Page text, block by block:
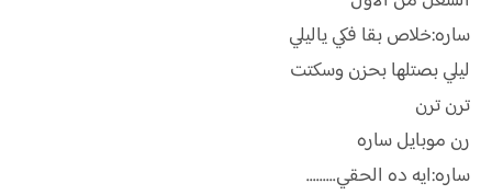
ساره:خلاص بقا فكي ياليلي
ليلي بصتلها بحزن وسكتت
ترن ترن
رن موبايل ساره
ساره:ايه ده الحقي.........